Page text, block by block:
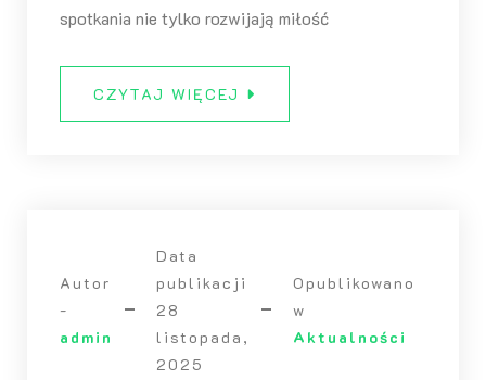
spotkania nie tylko rozwijają miłość
CZYTAJ WIĘCEJ
Autor
-
admin
Data
publikacji
28
listopada,
2025
Opublikowano
w
Aktualności